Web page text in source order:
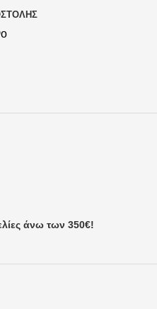
άνω των 350€!